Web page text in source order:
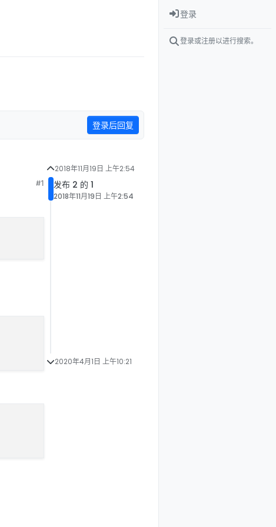
登录后回复
#1
2018年11月19日 上午2:54
发布 2 的 1
2018年11月19日 上午2:54
2020年4月1日 上午10:21
登录
登录或注册以进行搜索。